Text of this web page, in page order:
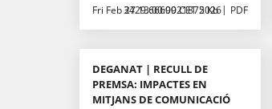
Fri Feb 27 13:00:00 CET 2026
3429.6669921875 Kb PDF
DEGANAT | RECULL DE
PREMSA: IMPACTES EN
MITJANS DE COMUNICACIÓ